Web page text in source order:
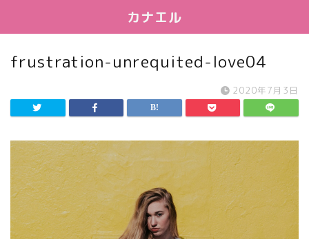
カナエル
frustration-unrequited-love04
2020年7月3日